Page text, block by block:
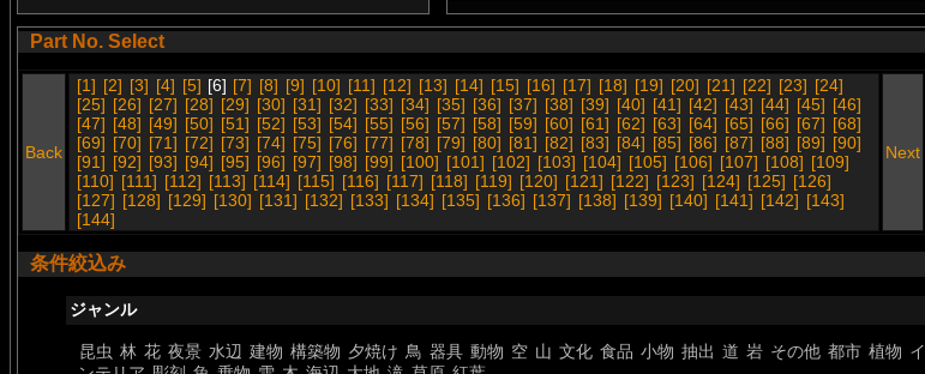
Part No. Select
Back
[1] [2] [3] [4] [5] [6] [7] [8] [9] [10] [11] [12] [13] [14] [15] [16] [17] [18] [19] [20] [21] [22] [23] [24]
[25] [26] [27] [28] [29] [30] [31] [32] [33] [34] [35] [36] [37] [38] [39] [40] [41] [42] [43] [44] [45] [46]
[47] [48] [49] [50] [51] [52] [53] [54] [55] [56] [57] [58] [59] [60] [61] [62] [63] [64] [65] [66] [67] [68]
[69] [70] [71] [72] [73] [74] [75] [76] [77] [78] [79] [80] [81] [82] [83] [84] [85] [86] [87] [88] [89] [90]
[91] [92] [93] [94] [95] [96] [97] [98] [99] [100] [101] [102] [103] [104] [105] [106] [107] [108] [109]
[110] [111] [112] [113] [114] [115] [116] [117] [118] [119] [120] [121] [122] [123] [124] [125] [126]
[127] [128] [129] [130] [131] [132] [133] [134] [135] [136] [137] [138] [139] [140] [141] [142] [143]
[144]
Next
条件絞込み
ジャンル
昆虫 林 花 夜景 水辺 建物 構築物 夕焼け 鳥 器具 動物 空 山 文化 食品 小物 抽出 道 岩 その他 都市 植物 イ